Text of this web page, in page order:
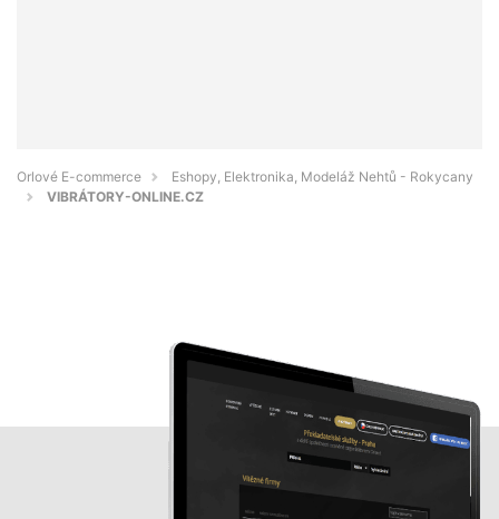
Orlové E-commerce
Eshopy, Elektronika, Modeláž Nehtů - Rokycany
VIBRÁTORY-ONLINE.CZ